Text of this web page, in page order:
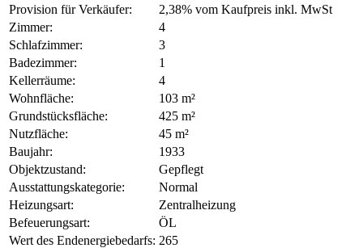
Provision für Verkäufer:
2,38% vom Kaufpreis inkl. MwSt
Zimmer:
4
Schlafzimmer:
3
Badezimmer:
1
Kellerräume:
4
Wohnfläche:
103 m²
Grundstücksfläche:
425 m²
Nutzfläche:
45 m²
Baujahr:
1933
Objektzustand:
Gepflegt
Ausstattungskategorie:
Normal
Heizungsart:
Zentralheizung
Befeuerungsart:
ÖL
Wert des Endenergiebedarfs: 265